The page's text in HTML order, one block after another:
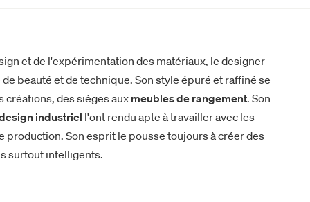
et de l'expérimentation des matériaux, le designer
beauté et de technique. Son style épuré et raffiné se
créations, des sièges aux meubles de rangement. Son
industriel l'ont rendu apte à travailler avec les
production. Son esprit le pousse toujours à créer des
surtout intelligents.